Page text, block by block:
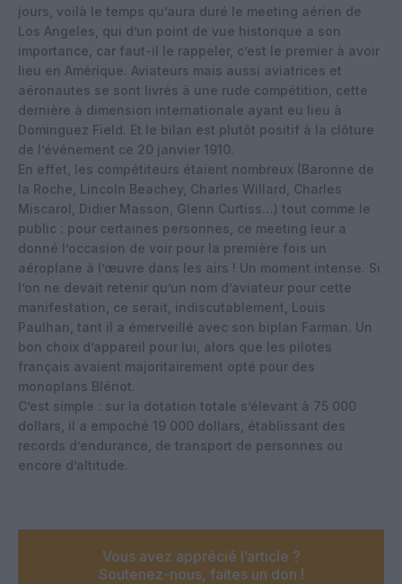
jours, voilà le temps qu’aura duré le meeting aérien de
Los Angeles, qui d’un point de vue historique a son
importance, car faut-il le rappeler, c’est le premier à avoir
lieu en Amérique. Aviateurs mais aussi aviatrices et
aéronautes se sont livrés à une rude compétition, cette
dernière à dimension internationale ayant eu lieu à
Dominguez Field. Et le bilan est plutôt positif à la clôture
de l’événement ce 20 janvier 1910.
En effet, les compétiteurs étaient nombreux (Baronne de
la Roche, Lincoln Beachey, Charles Willard, Charles
Miscarol, Didier Masson, Glenn Curtiss…) tout comme le
public : pour certaines personnes, ce meeting leur a
donné l’occasion de voir pour la première fois un
aéroplane à l’œuvre dans les airs ! Un moment intense. Si
l’on ne devait retenir qu’un nom d’aviateur pour cette
manifestation, ce serait, indiscutablement, Louis
Paulhan, tant il a émerveillé avec son biplan Farman. Un
bon choix d’appareil pour lui, alors que les pilotes
français avaient majoritairement opté pour des
monoplans Blériot.
C’est simple : sur la dotation totale s’élevant à 75 000
dollars, il a empoché 19 000 dollars, établissant des
records d’endurance, de transport de personnes ou
encore d’altitude.
Vous avez apprécié l’article ?
Soutenez-nous, faites un don !